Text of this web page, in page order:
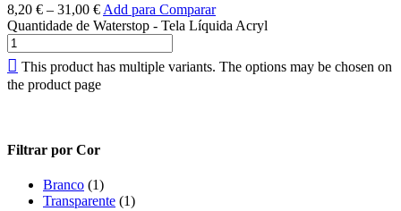
8,20 € – 31,00 € Add para Comparar
Quantidade de Waterstop - Tela Líquida Acryl
This product has multiple variants. The options may be chosen on
the product page
Filtrar por Cor
Branco (1)
Transparente (1)